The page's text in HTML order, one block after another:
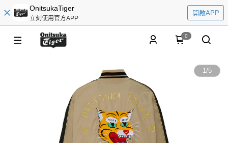
OnitsukaTiger
立刻使用官方APP
開啟APP
0
1/5